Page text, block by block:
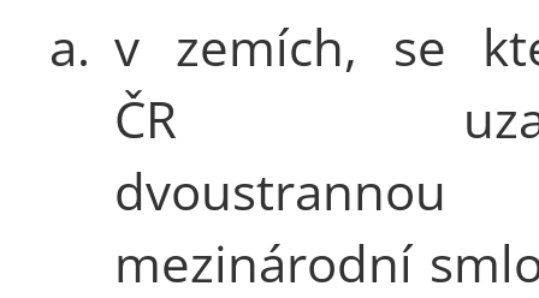
a. v zemích, se
ČR
dvoustrannou
mezinárodní